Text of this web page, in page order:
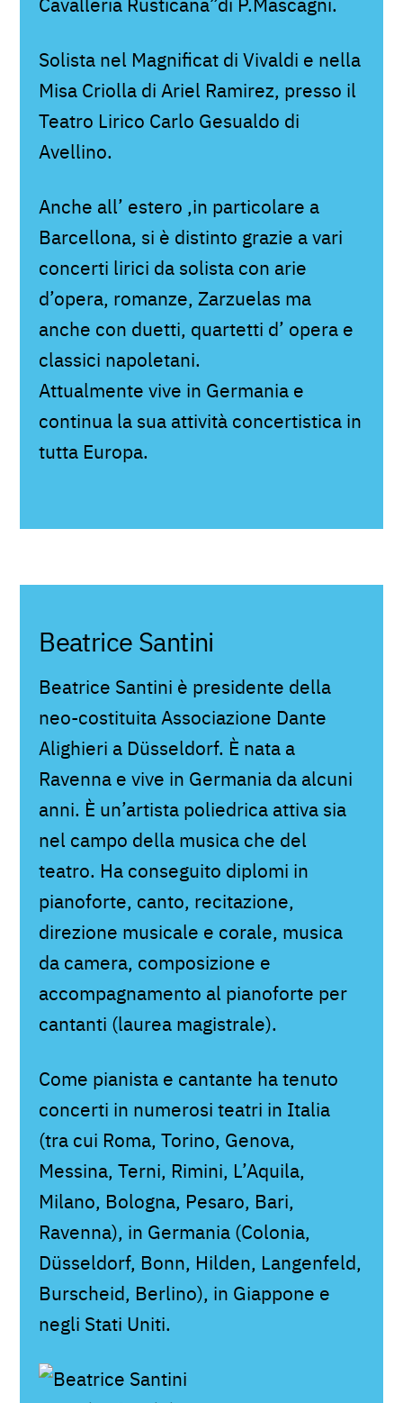
Solista nel Magnificat di Vivaldi e nella
Misa Criolla di Ariel Ramirez, presso il
Teatro Lirico Carlo Gesualdo di
Avellino.
Anche all’ estero ,in particolare a
Barcellona, si è distinto grazie a vari
concerti lirici da solista con arie
d’opera, romanze, Zarzuelas ma
anche con duetti, quartetti d’ opera e
classici napoletani.
Attualmente vive in Germania e
continua la sua attività concertistica in
tutta Europa.
Beatrice Santini
Beatrice Santini è presidente della
neo-costituita Associazione Dante
Alighieri a Düsseldorf. È nata a
Ravenna e vive in Germania da alcuni
anni. È un’artista poliedrica attiva sia
nel campo della musica che del
teatro. Ha conseguito diplomi in
pianoforte, canto, recitazione,
direzione musicale e corale, musica
da camera, composizione e
accompagnamento al pianoforte per
cantanti (laurea magistrale).
Come pianista e cantante ha tenuto
concerti in numerosi teatri in Italia
(tra cui Roma, Torino, Genova,
Messina, Terni, Rimini, L’Aquila,
Milano, Bologna, Pesaro, Bari,
Ravenna), in Germania (Colonia,
Düsseldorf, Bonn, Hilden, Langenfeld,
Burscheid, Berlino), in Giappone e
negli Stati Uniti.